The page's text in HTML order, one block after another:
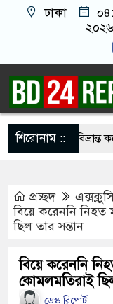
ঢাকা
শিরোনাম ::
দলকে বিভ্রান্ত করে
বাড়িতে অতিরিক্ত
সামলালে বিএনপির
বক্তারা
রাখতে চাচ্ছে
প্রচ্ছদ
বিয়ে করেননি নিহত
ছিল তার সন্তান
বিয়ে করেননি
কোমলমতিরাই
ডেস্ক রিপোর্ট